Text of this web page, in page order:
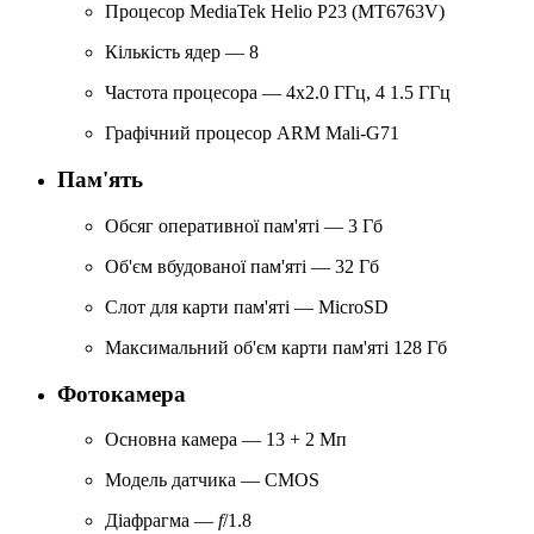
Процесор MediaTek Helio P23 (MT6763V)
Кількість ядер — 8
Частота процесора — 4х2.0 ГГц, 4 1.5 ГГц
Графічний процесор ARM Mali-G71
Пам'ять
Обсяг оперативної пам'яті — 3 Гб
Об'єм вбудованої пам'яті — 32 Гб
Слот для карти пам'яті — MicroSD
Максимальний об'єм карти пам'яті 128 Гб
Фотокамера
Основна камера — 13 + 2 Мп
Модель датчика — CMOS
Діафрагма — f/1.8